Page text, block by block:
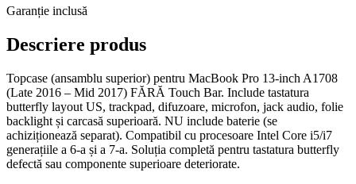
Garanție inclusă
Descriere produs
Topcase (ansamblu superior) pentru MacBook Pro 13-inch A1708
(Late 2016 – Mid 2017) FĂRĂ Touch Bar. Include tastatura
butterfly layout US, trackpad, difuzoare, microfon, jack audio, folie
backlight și carcasă superioară. NU include baterie (se
achiziționează separat). Compatibil cu procesoare Intel Core i5/i7
generațiile a 6-a și a 7-a. Soluția completă pentru tastatura butterfly
defectă sau componente superioare deteriorate.